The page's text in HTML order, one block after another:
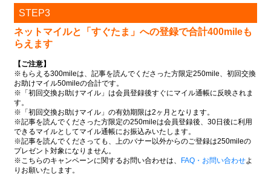
STEP3
ネットマイルと「すぐたま」への登録で合計400mileも
らえます
【ご注意】
※もらえる300mileは、記事を読んでくださった方限定250mile、初回交換
お助けマイル50mileの合計です。
※「初回交換お助けマイル」は会員登録後すぐにマイル通帳に反映されま
す。
※「初回交換お助けマイル」の有効期限は2ヶ月となります。
※記事を読んでくださった方限定の250mileは会員登録後、30日後に利用
できるマイルとしてマイル通帳にお振込みいたします。
※記事を読んでくださっても、上のバナー以外からのご登録は250mileの
プレゼント対象になりません。
※こちらのキャンペーンに関するお問い合わせは、
FAQ・お問い合わせよ
りお願いたします。